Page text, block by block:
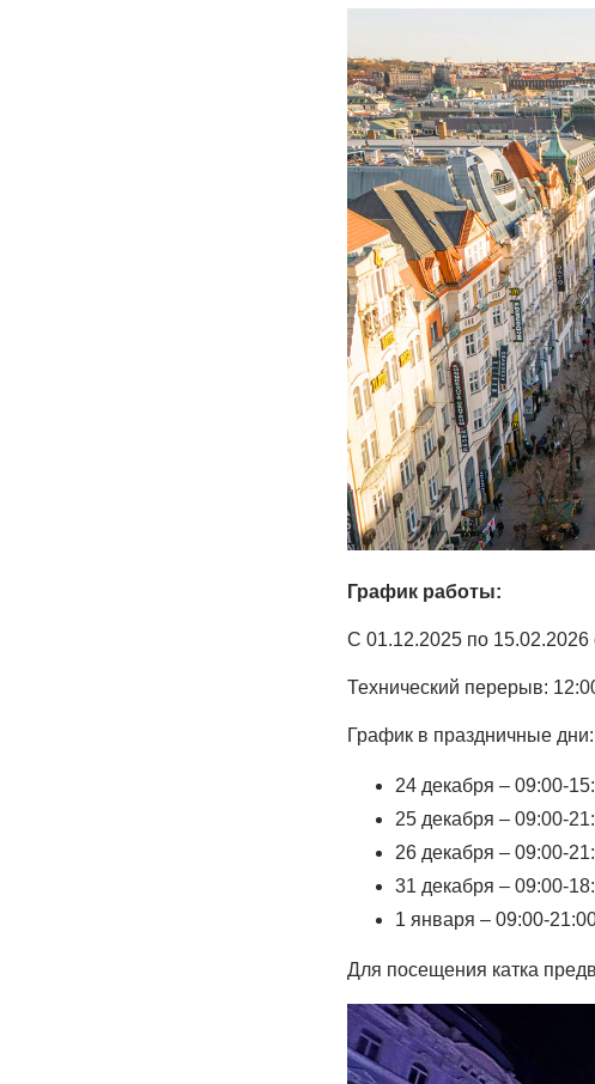
График работы:
С 01.12.2025 по
Технический перерыв:
График в праздничные дни:
24 декабря – 09:00-
25 декабря – 09:00-
26 декабря – 09:00-
31 декабря – 09:00-
1 января – 09:00-
Для посещения катка